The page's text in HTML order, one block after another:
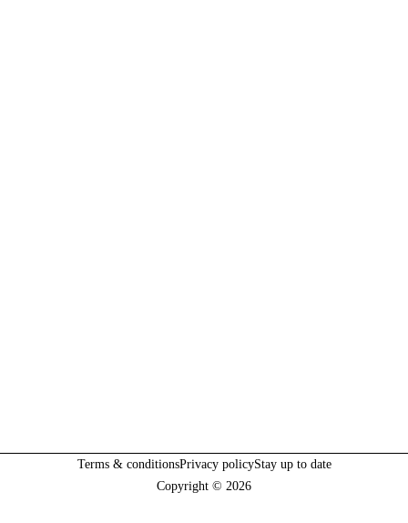
Terms & conditionsPrivacy policyStay up to date
Copyright © 2026